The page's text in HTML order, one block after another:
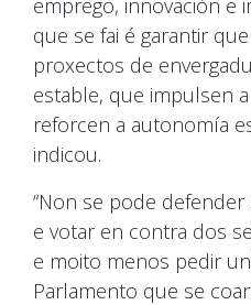
emprego, innovación e
que se fai é garantir
proxectos de
estable, que impulsen
reforcen a autonomía
indicou.
“Non se pode
e votar en contra dos
e moito menos pedir
Parlamento que se